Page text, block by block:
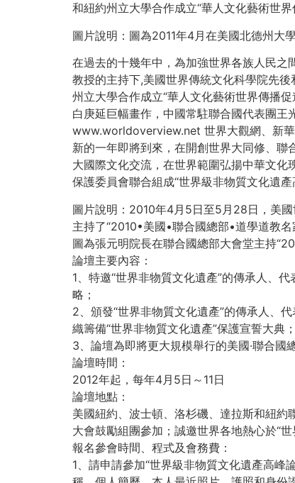
和紐約州立大學合作成立“華人文化藝術世
圖片說明：圖為2011年4月在美國北德州大
在過去的十幾年中，為加強世界各族人民
教授的主持下,美國世界傳統文化科學院先
州立大學合作成立“華人文化藝術世界傳播
白庚延巨幅畫作，中國常駐聯合國代表團王
www.worldoverview.net 世界大觀網、新華
新的一年即將到來，在開創世界大同修、聯
大國際文化交流，在世界範圍弘揚中華文化
保護委員會聯合組成“世界級非物質文化遺
圖片說明：2010年4月5日至5月28日，美
主持了“2010•美國•聯合國總部•道學道教
圖為張元明院長在聯合國總部大會堂主持
論壇主要內容：
1、特邀“世界非物質文化遺產”的傳承人、
略；
2、頒發“世界非物質文化遺產”的傳承人、
織籌備“世界非物質文化遺產”保護宣誓大典；
3、論壇為即將更大規模舉行的美國·聯合國
論壇時間：
2012年起，每年4月5日～11日
論壇地點：
美國紐約、波士頓、洛杉磯、達拉斯和紐約
大會鼓勵組團參加；誠邀世界各地熱心於“
報名參會時間、程式及會務費：
1、請申請參加“世界級非物質文化遺產高